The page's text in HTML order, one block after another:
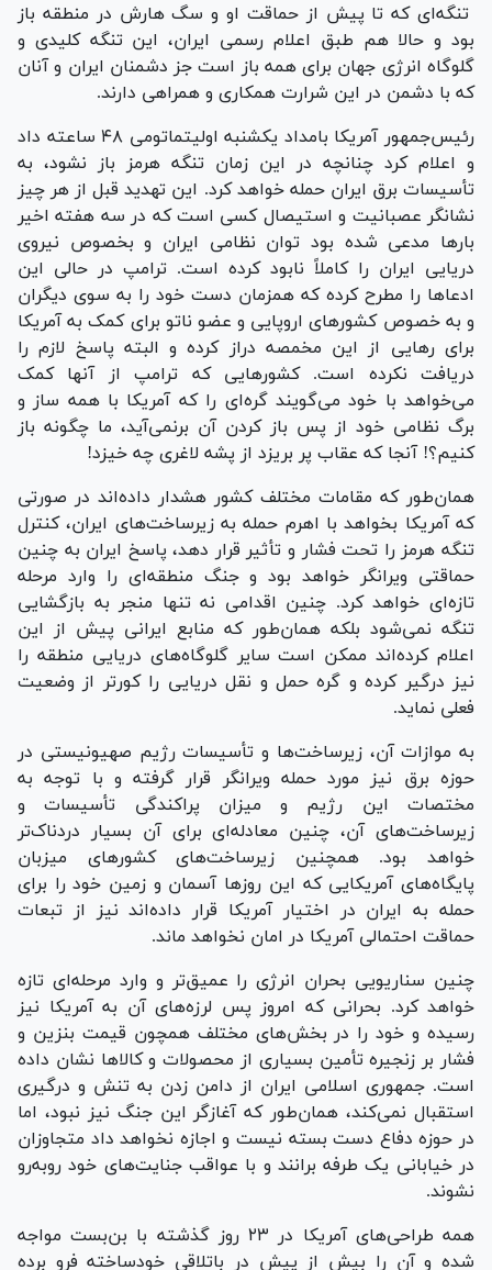
تنگه‌ای که تا پیش از حماقت او و سگ هارش در منطقه باز
بود و حالا هم طبق اعلام رسمی ایران، این تنگه کلیدی و
گلوگاه انرژی جهان برای همه باز است جز دشمنان ایران و آنان
که با دشمن در این شرارت همکاری و همراهی دارند.
رئیس‌جمهور آمریکا بامداد یکشنبه اولیتماتومی ۴۸ ساعته داد
و اعلام کرد چنانچه در این زمان تنگه هرمز باز نشود، به
تأسیسات برق ایران حمله خواهد کرد. این تهدید قبل از هر چیز
نشانگر عصبانیت و استیصال کسی است که در سه هفته اخیر
بار‌ها مدعی شده بود توان نظامی ایران و بخصوص نیروی
دریایی ایران را کاملاً نابود کرده است. ترامپ در حالی این
ادعا‌ها را مطرح کرده که همزمان دست خود را به سوی دیگران
و به خصوص کشور‌های اروپایی و عضو ناتو برای کمک به آمریکا
برای رهایی از این مخمصه دراز کرده و البته پاسخ لازم را
دریافت نکرده است. کشور‌هایی که ترامپ از آنها کمک
می‌خواهد با خود می‌گویند گره‌ای را که آمریکا با همه ساز و
برگ نظامی خود از پس باز کردن آن برنمی‌آید، ما چگونه باز
کنیم؟! آنجا که عقاب پر بریزد از پشه لاغری چه خیزد!
همان‌طور که مقامات مختلف کشور هشدار داده‌اند در صورتی
که آمریکا بخواهد با اهرم حمله به زیرساخت‌های ایران، کنترل
تنگه هرمز را تحت فشار و تأثیر قرار دهد، پاسخ ایران به چنین
حماقتی ویرانگر خواهد بود و جنگ منطقه‌ای را وارد مرحله
تازه‌ای خواهد کرد. چنین اقدامی نه تنها منجر به بازگشایی
تنگه نمی‌شود بلکه همان‌طور که منابع ایرانی پیش از این
اعلام کرده‌اند ممکن است سایر گلوگاه‌های دریایی منطقه را
نیز درگیر کرده و گره حمل و نقل دریایی را کورتر از وضعیت
فعلی نماید.
به موازات آن، زیرساخت‌ها و تأسیسات رژیم صهیونیستی در
حوزه برق نیز مورد حمله ویرانگر قرار گرفته و با توجه به
مختصات این رژیم و میزان پراکندگی تأسیسات و
زیرساخت‌های آن، چنین معادله‌ای برای آن بسیار دردناک‌تر
خواهد بود. همچنین زیرساخت‌های کشور‌های میزبان
پایگاه‌های آمریکایی که این روز‌ها آسمان و زمین خود را برای
حمله به ایران در اختیار آمریکا قرار داده‌اند نیز از تبعات
حماقت احتمالی آمریکا در امان نخواهد ماند.
چنین سناریویی بحران انرژی را عمیق‌تر و وارد مرحله‌ای تازه
خواهد کرد. بحرانی که امروز پس لرزه‌های آن به آمریکا نیز
رسیده و خود را در بخش‌های مختلف همچون قیمت بنزین و
فشار بر زنجیره تأمین بسیاری از محصولات و کالا‌ها نشان داده
است. جمهوری اسلامی ایران از دامن زدن به تنش و درگیری
استقبال نمی‌کند، همان‌طور که آغازگر این جنگ نیز نبود، اما
در حوزه دفاع دست بسته نیست و اجازه نخواهد داد متجاوزان
در خیابانی یک طرفه برانند و با عواقب جنایت‌های خود روبه‌رو
نشوند.
همه طراحی‌های آمریکا در ۲۳ روز گذشته با بن‌بست مواجه
شده و آن را بیش از پیش در باتلاقی خودساخته فرو برده